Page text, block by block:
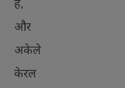
है,
और
अकेले
केरल